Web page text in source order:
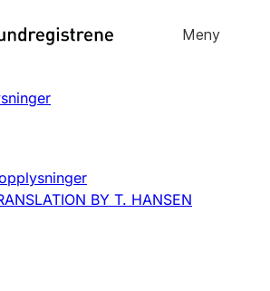
til
Meny
slette
BY T. HANSEN